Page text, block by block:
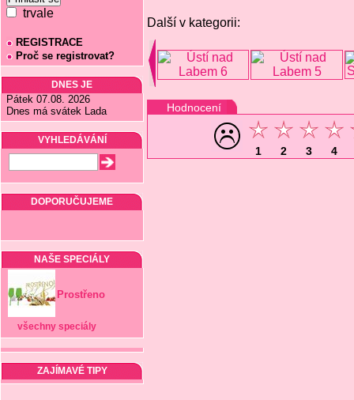
trvale
REGISTRACE
Proč se registrovat?
DNES JE
Pátek 07.08. 2026
Dnes má svátek Lada
VYHLEDÁVÁNÍ
DOPORUČUJEME
NAŠE SPECIÁLY
Prostřeno
všechny speciály
ZAJÍMAVÉ TIPY
Další v kategorii:
Hodnocení
1 2 3 4